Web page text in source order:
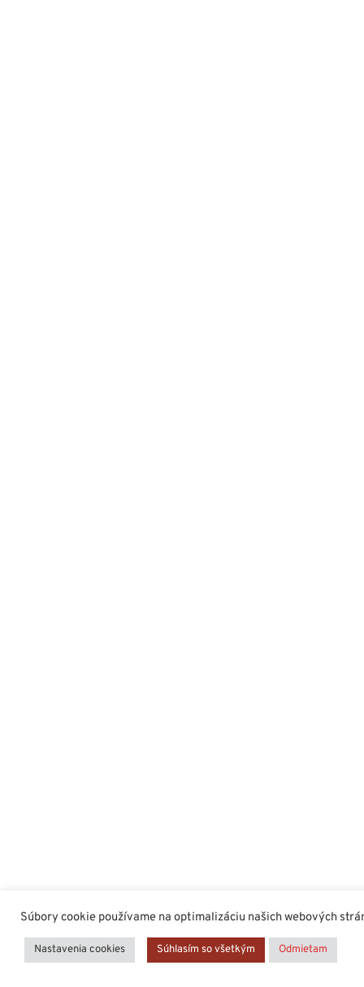
Súbory cookie používame na optimalizáciu našich webových
Nastavenia cookies Súhlasím so všetkým Odmietam